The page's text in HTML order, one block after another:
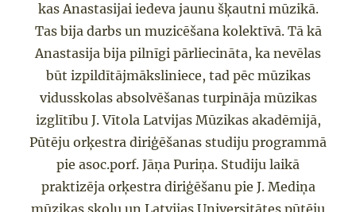
kas Anastasijai iedeva jaunu šķautni mūzikā.
Tas bija darbs un muzicēšana kolektīvā. Tākā
Anastasija bija pilnīgi pārliecināta, ka nevēlas
būt izpildītājmāksliniece, tad pēc mūzikas
vidusskolas absolvēšanas turpinājamūzikas
izglītībuJ. Vītola Latvijas Mūzikas akadēmijā,
Pūtēju orķestra diriģēšanas studiju programmā
pie asoc.porf. Jāņa Puriņa. Studiju laikā
praktizēja orķestra diriģēšanu pie J. Mediņa